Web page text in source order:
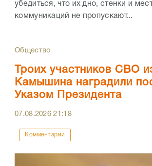
убедиться, что их дно, стенки и
коммуникаций не пропускают...
Общество
Троих участников СВО
Камышина наградили
Указом Президента
07.08.202621:18
Комментарии